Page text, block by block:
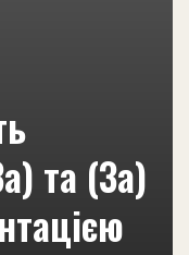
та (3a)